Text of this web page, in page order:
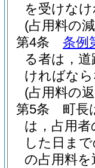
を受けな
(占用料の
第4条
条例
る者は，
ければな
(占用料の
第5条
町長
は，占用
した日ま
の占用料